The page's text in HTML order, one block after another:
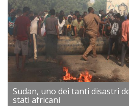
Sudan, uno dei tanti disastri
stati africani